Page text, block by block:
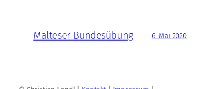
Malteser Bundesübung 6. Mai 2020